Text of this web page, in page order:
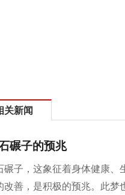
关新闻
碾子的预兆
碾子，这象征着身体健康、
改善，是积极的预兆。此梦